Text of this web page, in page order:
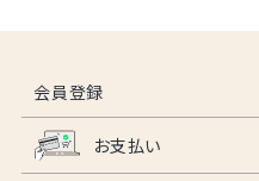
会員登録
お支払い